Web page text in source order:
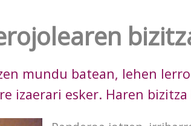
mundu batean, lehen
izaerari esker. Haren